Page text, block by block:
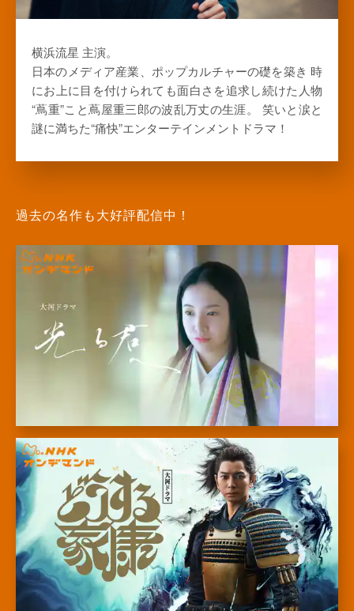
横浜流星 主演。
日本のメディア産業、ポップカルチャーの礎を築き 時
にお上に目を付けられても面白さを追求し続けた人物
“蔦重”こと蔦屋重三郎の波乱万丈の生涯。 笑いと涙と
謎に満ちた“痛快”エンターテインメントドラマ！
過去の名作も大好評配信中！